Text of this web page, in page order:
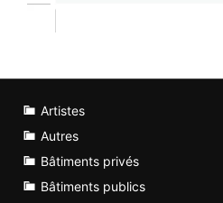
Artistes
Autres
Bâtiments privés
Bâtiments publics